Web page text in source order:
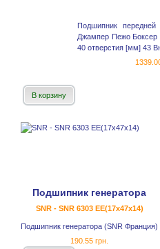
Подшипник
Джампер Пежо
40 отверстия [мм] 43
В корзину
Подшипник генератора
SNR - SNR 6303 EE(17x47x14)
Подшипник генератора (SNR Франция)
190.55 грн.